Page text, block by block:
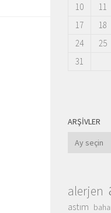
10
11
17
18
24
25
31
ARŞIVLER
Arşivler
alerjen
astım